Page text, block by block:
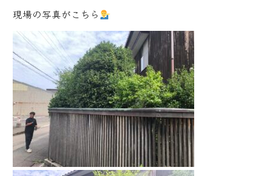
現場の写真がこちら